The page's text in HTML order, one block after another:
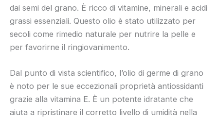
dai semi del grano. È ricco di vitamine, minerali e acidi
grassi essenziali. Questo olio è stato utilizzato per
secoli come rimedio naturale per nutrire la pelle e
per favorirne il ringiovanimento.
Dal punto di vista scientifico, l’olio di germe di grano
è noto per le sue eccezionali proprietà antiossidanti
grazie alla vitamina E. È un potente idratante che
aiuta a ripristinare il corretto livello di umidità nella